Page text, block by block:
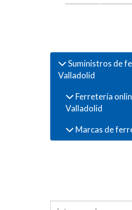
Suministros de
Valladolid
Ferretería
Valladolid
Marcas de